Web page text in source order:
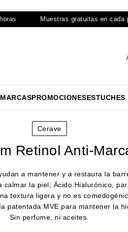
Muestras gratuitas en cada
MARCASPROMOCIONESESTUCHES
Cerave
Retinol Anti-
a mantener y a restaura la
calmar la piel; Ácido Hialurónico,
textura ligera y no es
patentada MVE para mantener la
Sin perfume, ni aceites.